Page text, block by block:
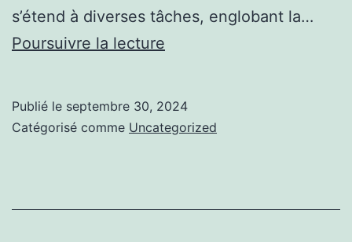
s’étend à diverses tâches, englobant la…
Poursuivre la lecture
Artisans
Publié le septembre 30, 2024
Catégorisé comme Uncategorized